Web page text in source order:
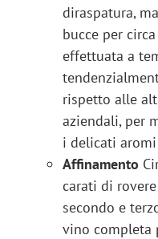
diraspatura,
bucce per
effettuata a
rispetto alle
aziendali, per
i delicati
Affinamento
carati di
secondo e
vino completa